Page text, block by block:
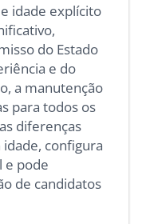
idade explícito
do Estado
e do
a manutenção
para todos os
diferenças
configura
e pode
de candidatos